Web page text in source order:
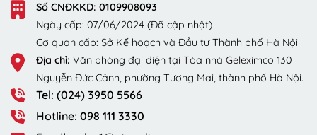
Số CNĐKKD: 0109908093
Ngày cấp: 07/06/2024 (Đã cập nhật)
Cơ quan cấp: Sở Kế hoạch và Đầu tư Thành phố Hà Nội
Địa chỉ: Văn phòng đại diện tại Tòa nhà Geleximco 130
Nguyễn Đức Cảnh, phường Tương Mai, thành phố Hà Nội.
Tel: (024) 3950 5566
Hotline: 098 111 3330